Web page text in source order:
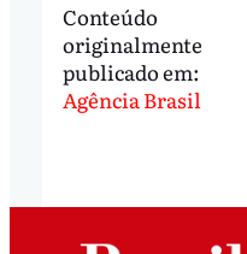
Conteúdo
originalmente
publicado em:
Agência Brasil